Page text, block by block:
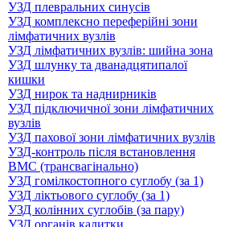
УЗД плевральних синусів
УЗД комплексно переферійні зони
лімфатичних вузлів
УЗД лімфатичних вузлів: шийна зона
УЗД шлунку та дванадцятипалої
кишки
УЗД нирок та наднирників
УЗД підключичної зони лімфатичних
вузлів
УЗД пахової зони лімфатичних вузлів
УЗД-контроль після встановлення
ВМС (трансвагінально)
УЗД гомілкостопного суглобу (за 1)
УЗД ліктьового суглобу (за 1)
УЗД колінних суглобів (за пару)
УЗД органів калитки